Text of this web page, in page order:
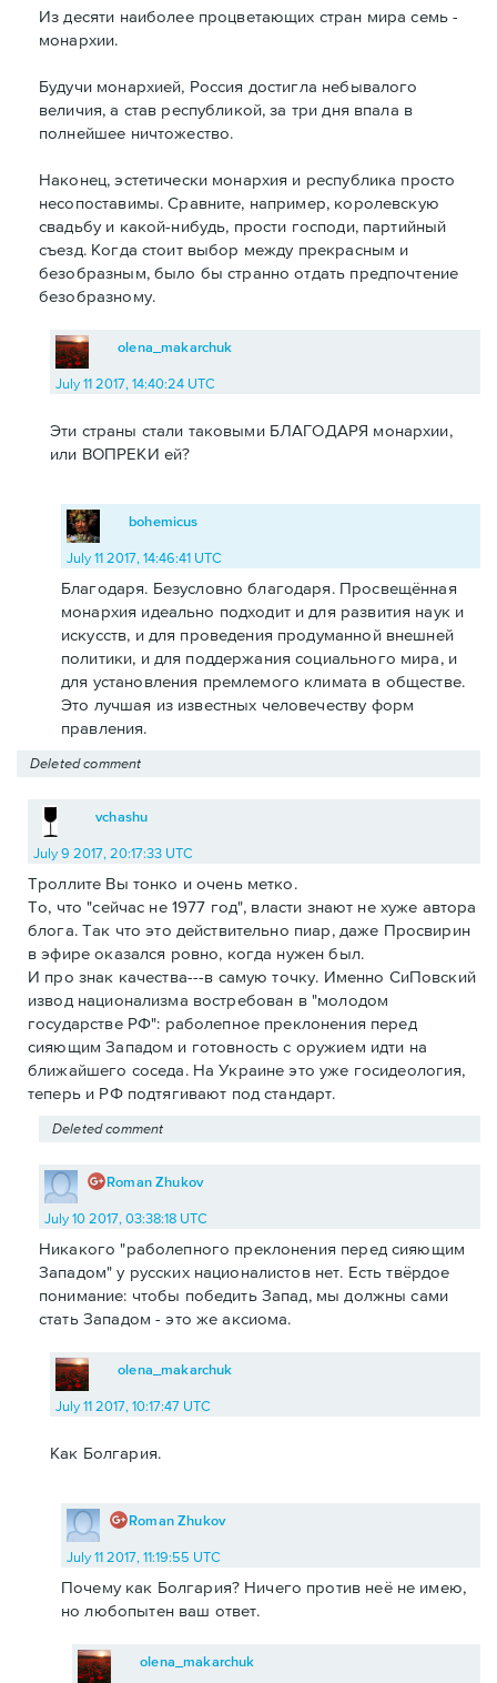
Из десяти наиболее процветающих стран мира семь -
монархии.
Будучи монархией, Россия достигла небывалого
величия, а став республикой, за три дня впала в
полнейшее ничтожество.
Наконец, эстетически монархия и республика просто
несопоставимы. Сравните, например, королевскую
свадьбу и какой-нибудь, прости господи, партийный
съезд. Когда стоит выбор между прекрасным и
безобразным, было бы странно отдать предпочтение
безобразному.
olena_makarchuk
July 11 2017, 14:40:24 UTC
Эти страны стали таковыми БЛАГОДАРЯ монархии,
или ВОПРЕКИ ей?
bohemicus
July 11 2017, 14:46:41 UTC
Благодаря. Безусловно благодаря. Просвещённая
монархия идеально подходит и для развития наук и
искусств, и для проведения продуманной внешней
политики, и для поддержания социального мира, и
для установления премлемого климата в обществе.
Это лучшая из известных человечеству форм
правления.
Deleted comment
vchashu
July 9 2017, 20:17:33 UTC
Троллите Вы тонко и очень метко.
То, что "сейчас не 1977 год", власти знают не хуже автора
блога. Так что это действительно пиар, даже Просвирин
в эфире оказался ровно, когда нужен был.
И про знак качества---в самую точку. Именно СиПовский
извод национализма востребован в "молодом
государстве РФ": раболепное преклонения перед
сияющим Западом и готовность с оружием идти на
ближайшего соседа. На Украине это уже госидеология,
теперь и РФ подтягивают под стандарт.
Deleted comment
Roman Zhukov
July 10 2017, 03:38:18 UTC
Никакого "раболепного преклонения перед сияющим
Западом" у русских националистов нет. Есть твёрдое
понимание: чтобы победить Запад, мы должны сами
стать Западом - это же аксиома.
olena_makarchuk
July 11 2017, 10:17:47 UTC
Как Болгария.
Roman Zhukov
July 11 2017, 11:19:55 UTC
Почему как Болгария? Ничего против неё не имею,
но любопытен ваш ответ.
olena_makarchuk